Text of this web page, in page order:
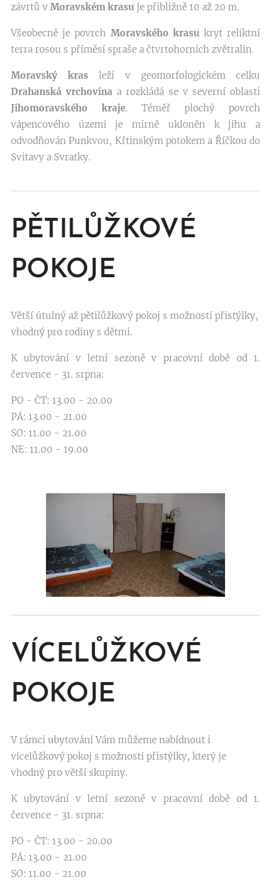
závrtů v Moravském krasu je přibližně 10 až 20 m.
Všeobecně je povrch Moravského krasukryt reliktní
terra rosou s příměsí spraše a čtvrtohorních zvětralin.
Moravský kras leží v geomorfologickém celku
Drahanská vrchovina a rozkládá se v severní oblasti
Jihomoravského kraje. Téměř plochý povrch
vápencového území je mírně ukloněn k jihu a
odvodňován Punkvou, Křtinským potokem a Říčkou do
Svitavy a Svratky.
PĚTILŮŽKOVÉ
POKOJE
Větší útulný až pětilůžkový pokoj s možností přistýlky,
vhodný pro rodiny s dětmi.
K ubytování v letní sezoně v pracovní době od 1.
července - 31. srpna:
PO - ČT: 13.00 - 20.00
PÁ: 13.00 - 21.00
SO: 11.00 - 21.00
NE: 11.00 - 19.00
VÍCELŮŽKOVÉ
POKOJE
V rámci ubytování Vám můžeme nabídnout i
vícelůžkový pokoj s možností přistýlky, který je
vhodný pro větší skupiny.
K ubytování v letní sezoně v pracovní době od 1.
července - 31. srpna:
PO - ČT: 13.00 - 20.00
PÁ: 13.00 - 21.00
SO: 11.00 - 21.00